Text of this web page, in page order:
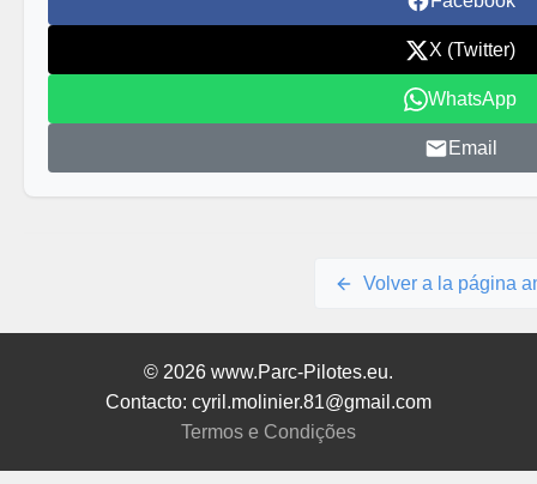
X (Twitter)
WhatsApp
Email
Volver a la página
© 2026 www.Parc-Pilotes.eu.
Contacto: cyril.molinier.81@gmail.com
Termos e Condições